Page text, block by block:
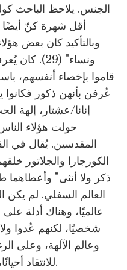
الجنس. يلاحظ الباحث
أقل شهرة كنّ أيضًا
وبالتأكيد كان بعض
ونساء" (29).
قاموا بإخصاء أنفسهم،
عُرفن بأنهن ذكور فكانوا
إنانا/عشتار، إلهة
حولت هؤلاء الناس
المقدسين. يُقال في
الكورجارا والجلاتور
ذكر ولا أنثى" وأعطاهما
العالم السفلي. لم يكن
عالميًا، وهناك أدلة
شخصيًا، لكنهم عُدوا
وعالم الآلهة، وعلى
للانتقاد أحيانًا، إلا أنهم كانوا يحظون بالاحترام.